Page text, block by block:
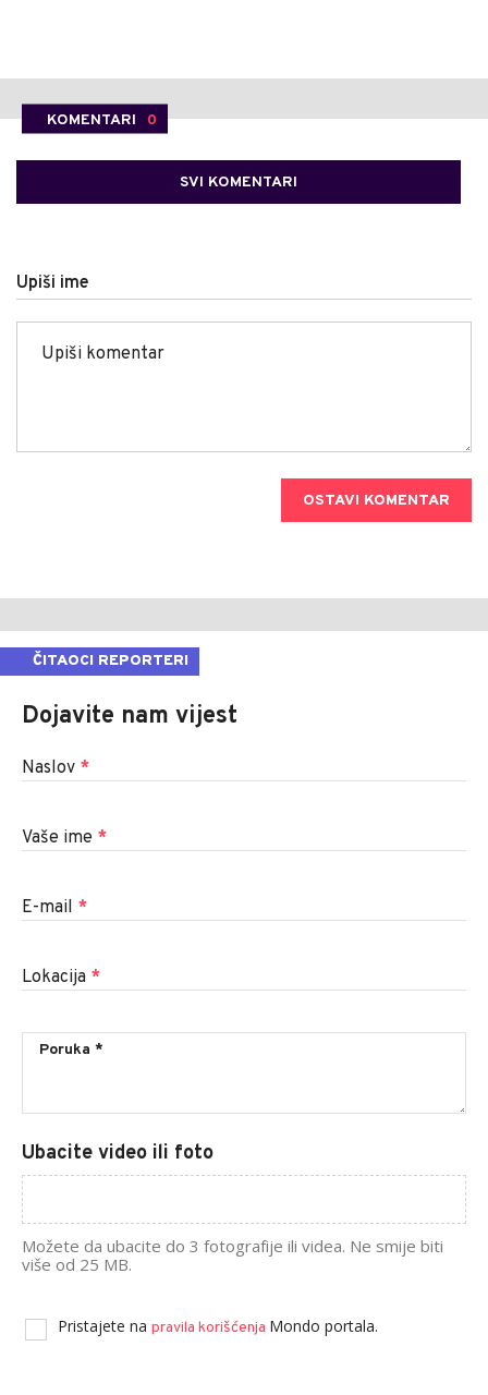
KOMENTARI 0
SVI KOMENTARI
Upiši ime
OSTAVI KOMENTAR
ČITAOCI REPORTERI
Dojavite nam vijest
Naslov *
Vaše ime *
E-mail *
Lokacija *
Ubacite video ili foto
Možete da ubacite do 3 fotografije ili videa. Ne smije biti
više od 25 MB.
Pristajete na pravila korišćenja Mondo portala.